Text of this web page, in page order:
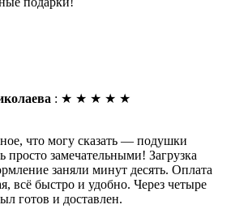
: ★ ★ ★ ★ ★
что могу сказать — подушки
просто замечательными! Загрузка
заняли минут десять. Оплата
всё быстро и удобно. Через четыре
готов и доставлен.